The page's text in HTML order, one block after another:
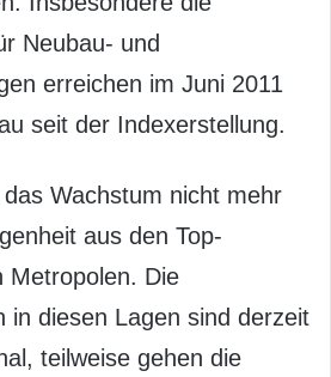
Neubau- und
erreichen im Juni 2011
seit der Indexerstellung.
Wachstum nicht mehr
aus den Top-
Metropolen. Die
in diesen Lagen sind derzeit
teilweise gehen die